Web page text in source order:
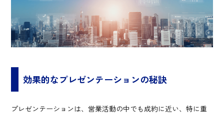
効果的なプレゼンテーションの秘訣
プレゼンテーションは、営業活動の中でも成約に近い、特に重